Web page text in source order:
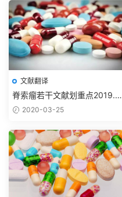
文献翻译
脊索瘤若干文献划重点2019.11
【抗癌药篇】
2020-03-25